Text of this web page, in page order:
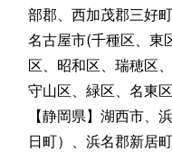
部郡、西加茂郡三好町
名古屋市(千種区、東
区、昭和区、瑞穂区
守山区、緑区、名東区
【静岡県】湖西市、
日町）、浜名郡新居